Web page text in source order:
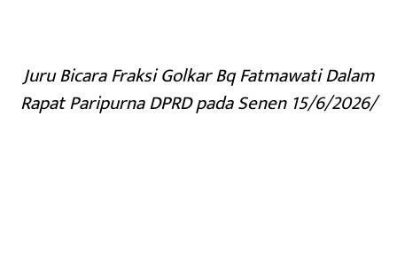
Juru Bicara Fraksi Golkar Bq Fatmawati Dalam
Rapat Paripurna DPRD pada Senen 15/6/2026/